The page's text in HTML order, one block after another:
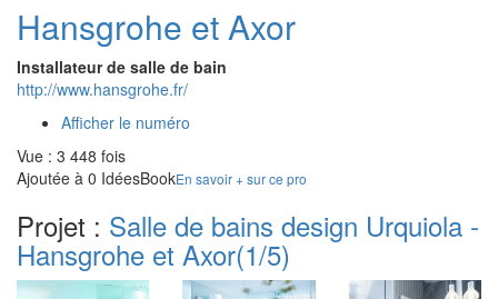
Hansgrohe et Axor
Installateur de salle de bain
http://www.hansgrohe.fr/
Afficher le numéro
Vue : 3 448 fois
Ajoutée à 0 IdéesBookEn savoir + sur ce pro
Projet : Salle de bains design Urquiola -
Hansgrohe et Axor(1/5)